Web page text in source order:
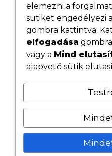
Cookie
Kövess minket
elemezni a
sütiket engedélyezi a
gombra kattintva.
elfogadása
vagy a Mind
alapvető sütik